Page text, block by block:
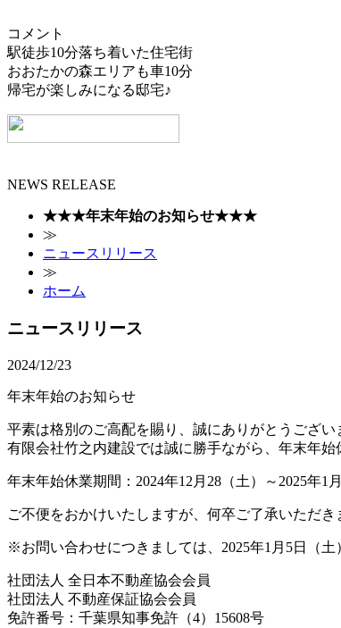
コメント
駅徒歩10分落ち着いた住宅街
おおたかの森エリアも車10分
帰宅が楽しみになる邸宅♪
NEWS RELEASE
★★★年末年始のお知らせ★★★
≫
ニュースリリース
≫
ホーム
ニュースリリース
2024/12/23
年末年始のお知らせ
平素は格別のご高配を賜り、誠にありがとうござい
有限会社竹之内建設では誠に勝手ながら、年末年
年末年始休業期間：2024年12月28（土）～2025年1
ご不便をおかけいたしますが、何卒ご了承いただき
※お問い合わせにつきましては、2025年1月5日（土
社団法人 全日本不動産協会会員
社団法人 不動産保証協会会員
免許番号：千葉県知事免許（4）15608号